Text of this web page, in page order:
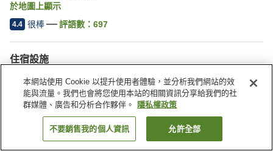
於地圖上顯示
4.4 很棒 評語數： 697
住宿設施
停車場
餐廳
商店
特殊（過敏）飲食需求
找客房
本網站使用 Cookie 以提升使用者體驗，並分析我們網站的效
能與流量。我們也會將您使用本站的相關資訊分享給我們的社
群媒體、廣告和分析合作夥伴。
隱私權政策
不要銷售我的個人資訊 允許全部